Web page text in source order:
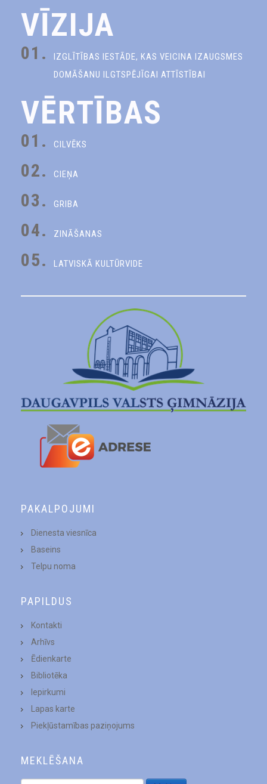
VĪZIJA
01.
IZGLĪTĪBAS IESTĀDE, KAS VEICINA IZAUGSMES
DOMĀŠANU ILGTSPĒJĪGAI ATTĪSTĪBAI
VĒRTĪBAS
01. CILVĒKS
02. CIEŅA
03. GRIBA
04. ZINĀŠANAS
05. LATVISKĀ KULTŪRVIDE
PAKALPOJUMI
Dienesta viesnīca
Baseins
Telpu noma
PAPILDUS
Kontakti
Arhīvs
Ēdienkarte
Bibliotēka
Iepirkumi
Lapas karte
Piekļūstamības paziņojums
MEKLĒŠANA